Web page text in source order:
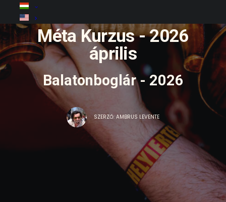
Méta Kurzus - 2026
április
Balatonboglár - 2026
SZERZŐ: AMBRUS LEVENTE